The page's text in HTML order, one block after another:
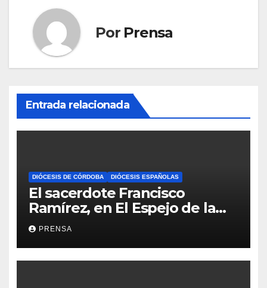
Por Prensa
Entrada relacionada
DIÓCESIS DE CÓRDOBA DIÓCESIS ESPAÑOLAS
El sacerdote Francisco
Ramírez, en El Espejo de la
Iglesia
PRENSA